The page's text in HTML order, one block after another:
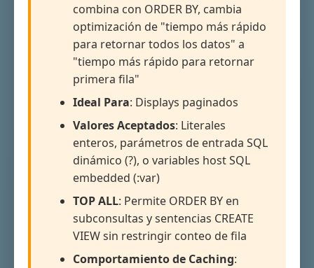
combina con ORDER BY, cambia
optimización de "tiempo más rápido
para retornar todos los datos" a
"tiempo más rápido para retornar
primera fila"
Ideal Para: Displays paginados
Valores Aceptados: Literales
enteros, parámetros de entrada SQL
dinámico (?), o variables host SQL
embedded (:var)
TOP ALL: Permite ORDER BY en
subconsultas y sentencias CREATE
VIEW sin restringir conteo de fila
Comportamiento de Caching: